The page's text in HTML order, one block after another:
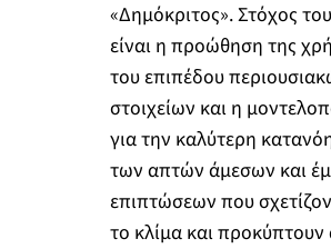
«Δημόκριτος». Στόχος
είναι η προώθηση της
του επιπέδου
στοιχείων και η
για την καλύτερη
των απτών άμεσων και
επιπτώσεων που
το κλίμα και